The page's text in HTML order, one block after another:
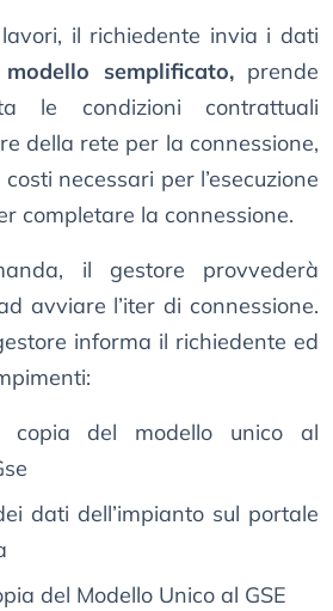
il richiedente invia i dati
semplificato,prende
le condizioni contrattuali
della rete per la connessione,
necessari per l’esecuzione
completare la connessione.
il gestore provvederà
avviare l’iter di connessione.
informa il richiedente ed
del modello unico al
dati dell’impianto sul portale
del Modello Unico al GSE